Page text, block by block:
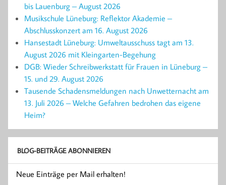
bis Lauenburg – August 2026
Musikschule Lüneburg: Reflektor Akademie –
Abschlusskonzert am 16. August 2026
Hansestadt Lüneburg: Umweltausschuss tagt am 13.
August 2026 mit Kleingarten-Begehung
DGB: Wieder Schreibwerkstatt für Frauen in Lüneburg –
15. und 29. August 2026
Tausende Schadensmeldungen nach Unwetternacht am
13. Juli 2026 – Welche Gefahren bedrohen das eigene
Heim?
BLOG-BEITRÄGE ABONNIEREN
Neue Einträge per Mail erhalten!